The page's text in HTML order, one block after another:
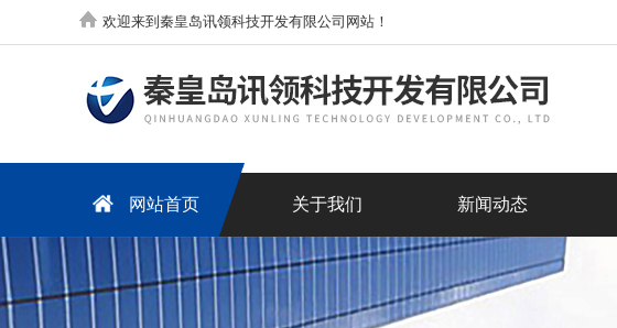
欢迎来到秦皇岛讯领科技开发有限公司网站！
网站首页 关于我们 新闻动态